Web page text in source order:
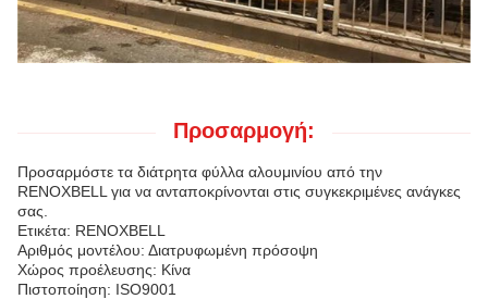
Προσαρμογή:
Προσαρμόστε τα διάτρητα φύλλα αλουμινίου από την
RENOXBELL για να ανταποκρίνονται στις συγκεκριμένες ανάγκες
σας.
Ετικέτα: RENOXBELL
Αριθμός μοντέλου: Διατρυφωμένη πρόσοψη
Χώρος προέλευσης: Κίνα
Πιστοποίηση: ISO9001